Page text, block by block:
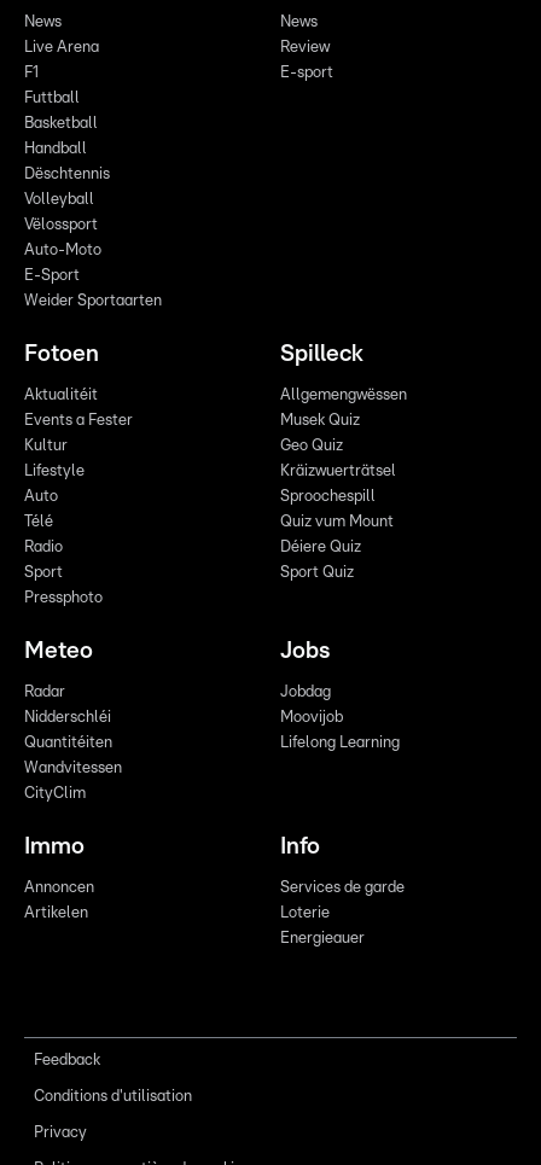
News
Live Arena
F1
Futtball
Basketball
Handball
Dëschtennis
Volleyball
Vëlossport
Auto-Moto
E-Sport
Weider Sportaarten
News
Review
E-sport
Fotoen
Aktualitéit
Events a Fester
Kultur
Lifestyle
Auto
Télé
Radio
Sport
Pressphoto
Spilleck
Allgemengwëssen
Musek Quiz
Geo Quiz
Kräizwuerträtsel
Sproochespill
Quiz vum Mount
Déiere Quiz
Sport Quiz
Meteo
Radar
Nidderschléi
Quantitéiten
Wandvitessen
CityClim
Jobs
Jobdag
Moovijob
Lifelong Learning
Immo
Annoncen
Artikelen
Info
Services de garde
Loterie
Energieauer
Feedback
Conditions d'utilisation
Privacy